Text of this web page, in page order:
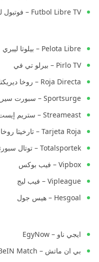
Futbol Libre TV – فوتبول ليبري تي في
Pelota Libre – بيلوتا ليبري
Pirlo TV – بيرلو تي في
Roja Directa – روخا ديريكتا
Sportsurge – سبورت سيرج
Streameast – ستريم إيست
Tarjeta Roja – تارخيتا روخا
Totalsportek – توتال سبورتك
Vipbox – فيب بوكس
Vipleague – فيب ليج
Hesgoal – هيس جول
ايجي ناو – EgyNow
بي ان ماتش – BeIN Match